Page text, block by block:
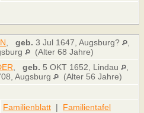
geb. 3 Jul 1647, Augsburg?
(Alter 68 Jahre)
geb. 5 OKT 1652, Lindau
Augsburg (Alter 56 Jahre)
Familienblatt | Familientafel